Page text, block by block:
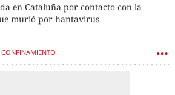
en Cataluña por contacto con la
murió por hantavirus
CONFINAMIENTO